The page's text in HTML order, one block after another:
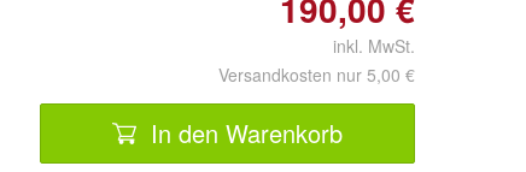
inkl. MwSt.
Versandkosten nur 5,00 €
In den Warenkorb